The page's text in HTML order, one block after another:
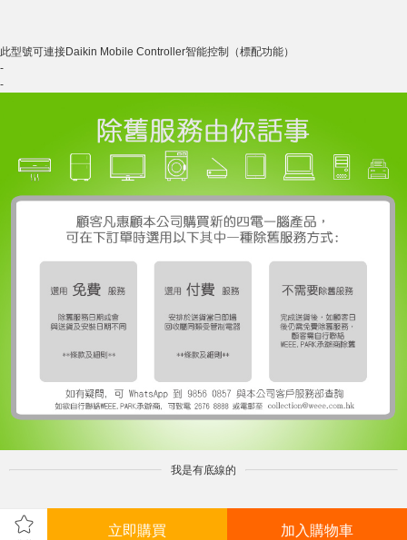
此型號可連接Daikin Mobile Controller智能控制（標配功能）
-
-
我是有底線的
立即購買 加入購物車